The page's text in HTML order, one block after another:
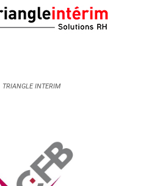
TRIANGLE INTERIM